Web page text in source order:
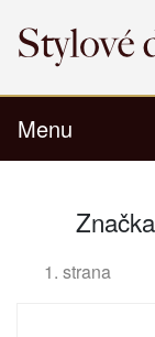
Menu
1. strana